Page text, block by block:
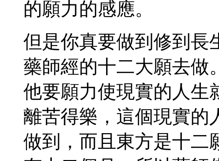
的願力的感應。
但是你真要做到修到長
藥師經的十二大願去做
他要願力使現實的人生
離苦得樂，這個現實的
做到，而且東方是十二